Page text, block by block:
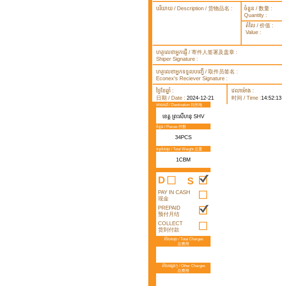
បរិយាយ / Description / 货物品名 :
ចំនួន / 数量 :
Quantity :
តំលៃ / 价值 :
Value :
ហត្ថលេខាអ្នកផ្ញើ / 寄件人签署及盖章 :
Shiper Signature :
ហត្ថលេខាអ្នកទទួលបញ្ធើ / 取件员签名 :
Econex's Reciever Signature :
ថ្ងៃខែឆ្នាំ :
日期 / Date : 2024-12-21
វេលាម៉ោង :
时间 / Time :14:52:13
គោលដៅ / Destination 目的地
ខេត្ត ព្រះសីហនុ SHV
ចំនួន / Pieces 件数
34PCS
ទម្ងន់សរុប / Total Weight 总重
1CBM
D S
PAY IN CASH
现金
PREPAID
预付月结
COLLECT
货到付款
តំលៃសរុប / Total Charges
总费用
តំលៃផ្សេងៗ / Other Charges
总费用